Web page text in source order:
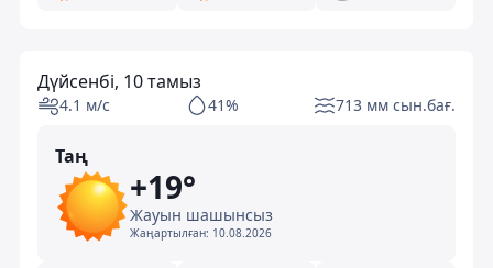
Дүйсенбі, 10 тамыз
4.1 м/с 41% 713 мм сын.бағ.
Таң
+19°
Жауын шашынсыз
Жаңартылған: 10.08.2026